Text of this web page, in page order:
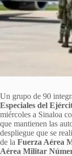
Un grupo de 90
Especiales del
miércoles a Sinaloa
que mantienen las
despliegue que se
de la Fuerza Aérea
Aérea Militar